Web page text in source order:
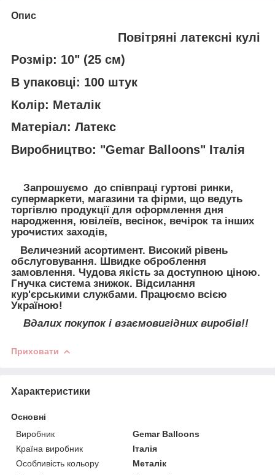
Опис
Повітряні латексні кулі
Розмір: 10" (25 см)
В упаковці: 100 штук
Колір: Металік
Матеріал: Латекс
Виробництво: "Gemar Balloons" Італія
Запрошуємо до співпраці гуртові ринки,
супермаркети, магазини та фірми, що ведуть
торгівлю продукції для оформлення дня
народження, ювілеїв, весінок, вечірок та інших
урочистих заходів,
Величезний асортимент. Високий рівень
обслуговування. Швидке оброблення
замовлення. Чудова якість за доступною ціною.
Гнучка система знижок. Відсилання
кур'єрськими службами. Працюємо всією
Україною!
Вдалих покупок і взаємовигідних виробів!!
Приховати
Характеристики
Основні
Виробник
Gemar Balloons
Країна виробник
Італія
Особливість кольору
Металік